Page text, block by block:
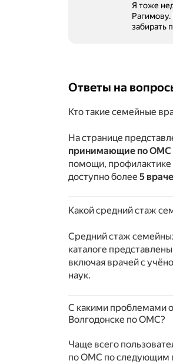
Я тоже
Рагимову. В кабинет очередь, медсестра переодически выходит
забирать
Ответы на
Кто такие семейные
На странице
принимающие по ОМС
помощи, профилактике
доступно более 5
Какой средний стаж
Средний стаж
каталоге
включая врачей с
наук.
С какими проблемами
Волгодонске по ОМС?
Чаще всего
по ОМС по следующим